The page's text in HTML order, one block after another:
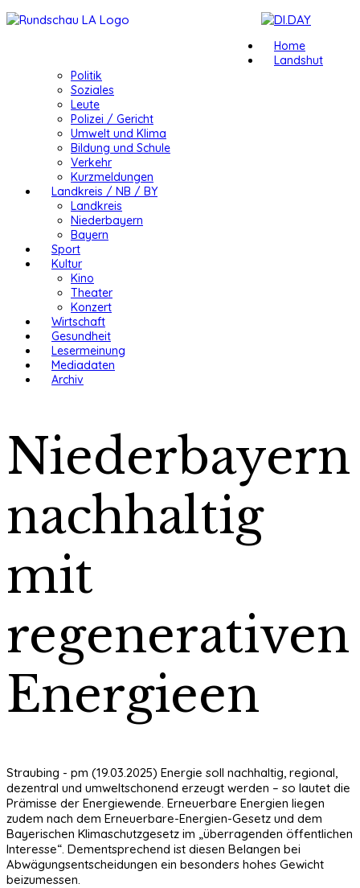
Home
Landshut
Politik
Soziales
Leute
Polizei / Gericht
Umwelt und Klima
Bildung und Schule
Verkehr
Kurzmeldungen
Landkreis / NB / BY
Landkreis
Niederbayern
Bayern
Sport
Kultur
Kino
Theater
Konzert
Wirtschaft
Gesundheit
Lesermeinung
Mediadaten
Archiv
Niederbayern
nachhaltig
mit
regenerativen
Energieen
Straubing - pm (19.03.2025) Energie soll nachhaltig, regional,
dezentral und umweltschonend erzeugt werden – so lautet die
Prämisse der Energiewende. Erneuerbare Energien liegen
zudem nach dem Erneuerbare-Energien-Gesetz und dem
Bayerischen Klimaschutzgesetz im „überragenden öffentlichen
Interesse“. Dementsprechend ist diesen Belangen bei
Abwägungsentscheidungen ein besonders hohes Gewicht
beizumessen.